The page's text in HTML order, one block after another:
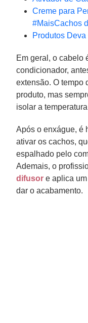
Creme para
#MaisCachos
Produtos Deva
Em geral, o cabelo
condicionador,
extensão. O tempo
produto, mas
isolar a
Após o enxágue, é
ativar os cachos,
espalhado pelo
Ademais, o
difusor e aplica
dar o acabamento.